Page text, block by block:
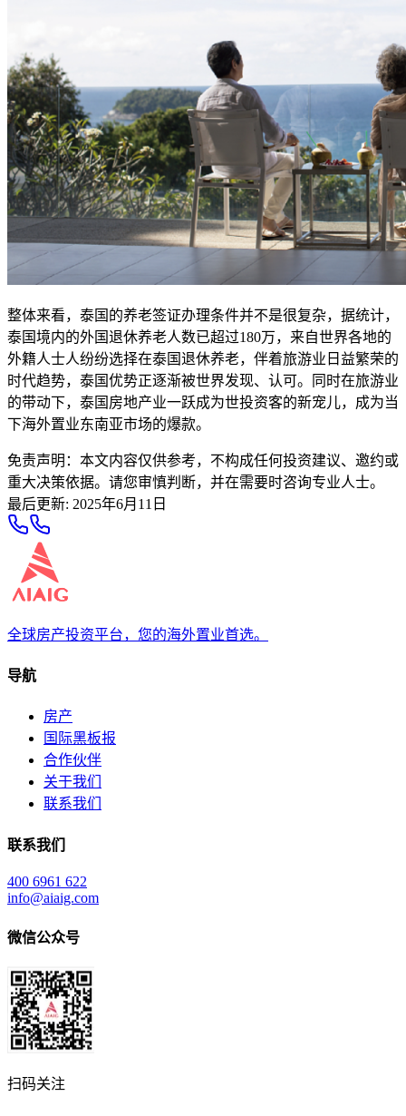
整体来看，泰国的养老签证办理条件并不是很复杂，据统计，
泰国境内的外国退休养老人数已超过180万，来自世界各地的
外籍人士人纷纷选择在泰国退休养老，伴着旅游业日益繁荣的
时代趋势，泰国优势正逐渐被世界发现、认可。同时在旅游业
的带动下，泰国房地产业一跃成为世投资客的新宠儿，成为当
下海外置业东南亚市场的爆款。
免责声明：本文内容仅供参考，不构成任何投资建议、邀约或
重大决策依据。请您审慎判断，并在需要时咨询专业人士。
最后更新: 2025年6月11日
全球房产投资平台，您的海外置业首选。
导航
房产
国际黑板报
合作伙伴
关于我们
联系我们
联系我们
400 6961 622
info@aiaig.com
微信公众号
扫码关注